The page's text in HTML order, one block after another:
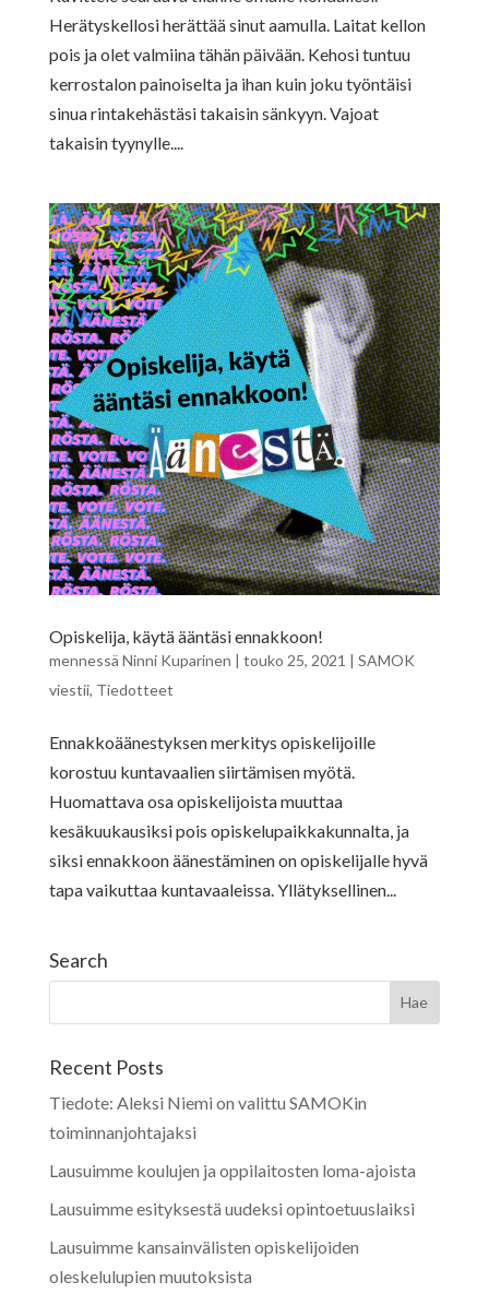
Herätyskellosi herättää sinut aamulla. Laitat kellon
pois ja olet valmiina tähän päivään. Kehosi tuntuu
kerrostalon painoiselta ja ihan kuin joku työntäisi
sinua rintakehästäsi takaisin sänkyyn. Vajoat
takaisin tyynylle....
Opiskelija, käytä ääntäsi ennakkoon!
mennessä Ninni Kuparinen | touko 25, 2021 | SAMOK
viestii, Tiedotteet
Ennakkoäänestyksen merkitys opiskelijoille
korostuu kuntavaalien siirtämisen myötä.
Huomattava osa opiskelijoista muuttaa
kesäkuukausiksi pois opiskelupaikkakunnalta, ja
siksi ennakkoon äänestäminen on opiskelijalle hyvä
tapa vaikuttaa kuntavaaleissa. Yllätyksellinen...
Search
Recent Posts
Tiedote: Aleksi Niemi on valittu SAMOKin
toiminnanjohtajaksi
Lausuimme koulujen ja oppilaitosten loma-ajoista
Lausuimme esityksestä uudeksi opintoetuuslaiksi
Lausuimme kansainvälisten opiskelijoiden
oleskelulupien muutoksista